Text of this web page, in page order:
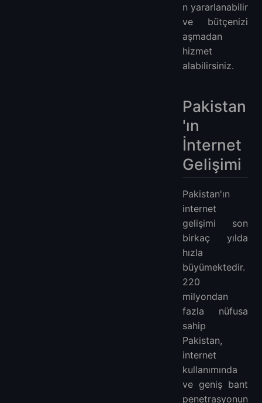
n yararlanabilir
ve bütçenizi
aşmadan
hizmet
alabilirsiniz.
Pakistan
'ın
İnternet
Gelişimi
Pakistan'ın
internet
gelişimi son
birkaç yılda
hızla
büyümektedir.
220
milyondan
fazla nüfusa
sahip
Pakistan,
internet
kullanımında
ve geniş bant
penetrasyonun